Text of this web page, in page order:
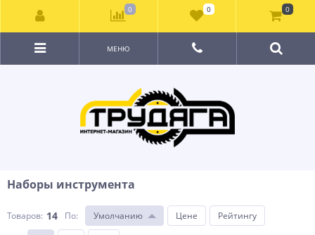
МЕНЮ
Наборы инструмента
Товаров: 14 По: Умолчанию Цене
Рейтингу
0 0 0